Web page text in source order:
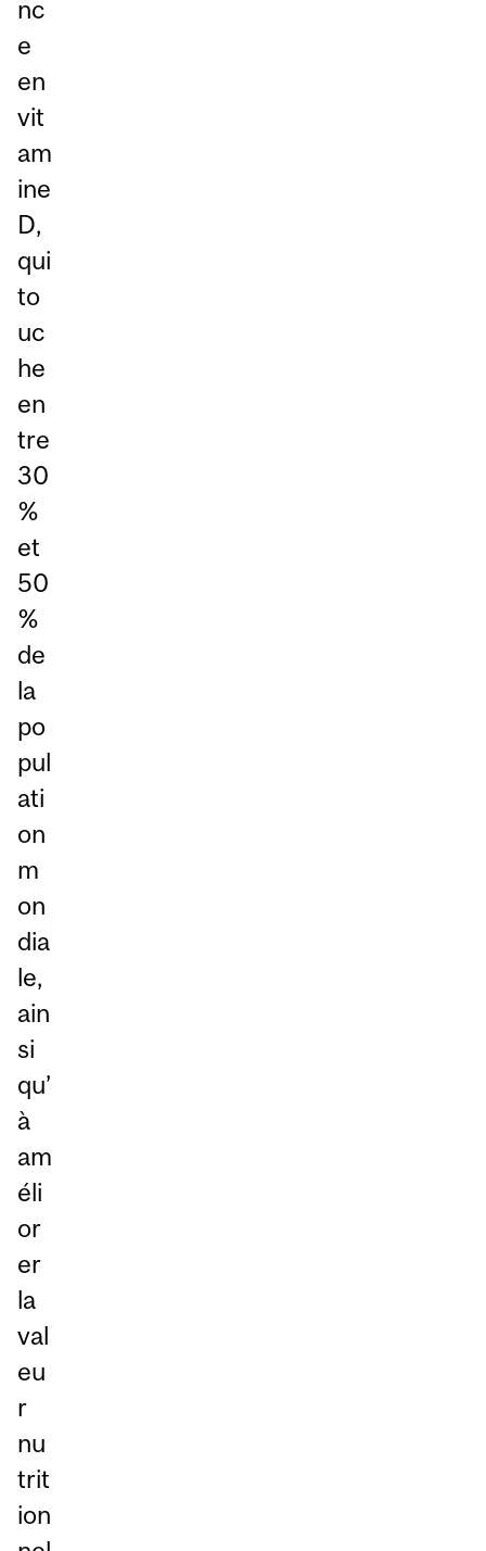
nc
e
en
vit
am
ine
D,
qui
to
uc
he
en
tre
30
%
et
50
%
de
la
po
pul
ati
on
m
on
dia
le,
ain
si
qu’
à
am
éli
or
er
la
val
eu
r
nu
trit
ion